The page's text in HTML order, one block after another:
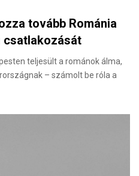
tovább Románia
csatlakozását
teljesült a románok álma,
– számolt be róla a